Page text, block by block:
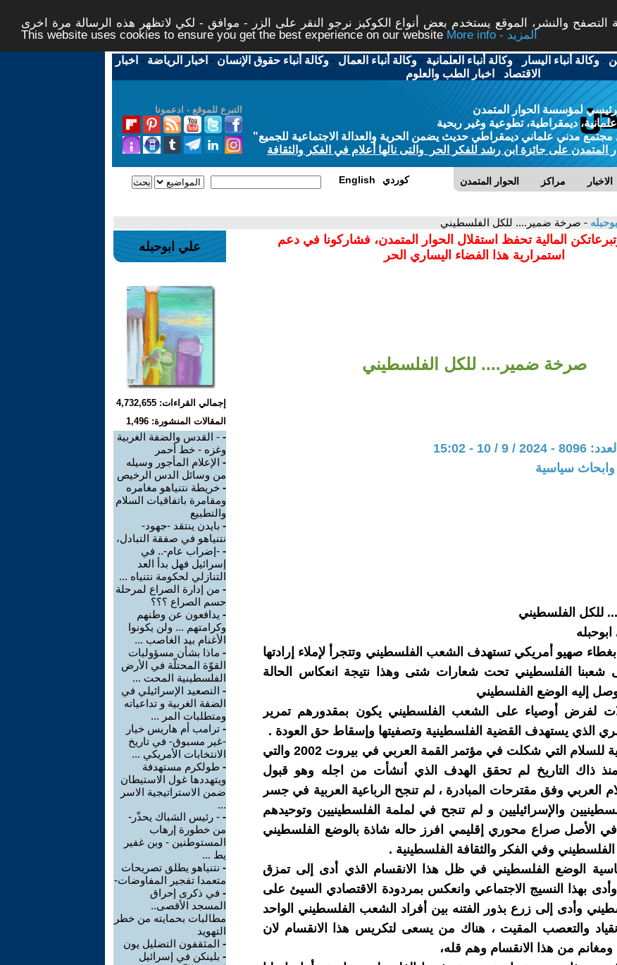
والنشر، الموقع يستخدم بعض أنواع الكوكيز نرجو النقر على الزر - موافق - لكي لاتظهر هذه الرسالة مرة اخرى -
This website uses cookies to ensure you get the best experience on our website
More info - المزيد
-وكالة أنباء اليسار -وكالة أنباء العلمانية -وكالة أنباء العمال -وكالة أنباء حقوق الإنسان - اخبار الرياضة - اخبار
الاقتصاد - اخبار الطب والعلوم
التبرع للموقع - ادعمونا
لمؤسسة الحوار المتمدن
ديمقراطية، تطوعية وغير ربحية
مدني علماني ديمقراطي حديث يضمن الحرية والعدالة الاجتماعية للجميع"
المتمدن على جائزة ابن رشد للفكر الحر والتى نالها أعلام في الفكر والثقافة
الحوار المتمدن مراكز الاخبار English كوردي
- صرخة ضمير.... للكل الفلسطيني
المالية تحفظ استقلال الحوار المتمدن، فشاركونا في دعم
استمرارية هذا الفضاء اليساري الحر
صرخة ضمير.... للكل الفلسطيني
/ 10 - 15:02
وابحاث سياسية
للكل الفلسطيني
صهيو أمريكي تستهدف الشعب الفلسطيني وتتجرأ لإملاء إرادتها
شعبنا الفلسطيني تحت شعارات شتى وهذا نتيجة انعكاس الحالة
وصل إليه الوضع الفلسطيني
لفرض أوصياء على الشعب الفلسطيني يكون بمقدورهم تمرير
الذي يستهدف القضية الفلسطينية وتصفيتها وإسقاط حق العودة .
الرباعية العربية للسلام التي شكلت في مؤتمر القمة العربي في بيروت 2002 والتي
منذ ذاك التاريخ لم تحقق الهدف الذي أنشأت من اجله وهو قبول
العربي وفق مقترحات المبادرة ، لم تنجح الرباعية العربية في جسر
والإسرائيليين و لم تنجح في لملمة الفلسطينيين وتوحيدهم
في الأصل صراع محوري إقليمي افرز حاله شاذة بالوضع الفلسطيني
وفي الفكر والثقافة الفلسطينية .
الوضع الفلسطیني في ظل ھذا الانقسام الذي أدى إلى تمزق
بھذا النسیج الاجتماعي وانعكس بمردودة الاقتصادي السیئ على
وأدى إلى زرع بذور الفتنه بین أفراد الشعب الفلسطیني الواحد
والتعصب المقیت ، ھناك من یسعى لتكریس ھذا الانقسام لان
من هذا الانقسام وھم قله،
علي ابوحبله
إجمالي القراءات: 4,732,655
المقالات المنشورة: 1,496
- - القدس والضفة الغربية
وغزه - خط أحمر
- الإعلام المأجور وسيله
من وسائل الدس الرخيص
- خريطة نتنياهو مغامره
ومقامرة باتفاقيات السلام
والتطبيع
- بايدن ينتقد -جهود-
نتنياهو في صفقة التبادل،
- -إضراب عام-.. في
إسرائيل فهل بدأ العد
التنازلي لحكومة نتنياه ...
- من إدارة الصراع لمرحلة
حسم الصراع ؟؟؟
- يدافعون عن وطنهم
وكرامتهم ... ولن يكونوا
الأغنام بيد الغاصب ...
- ماذا بشأن مسؤوليات
القوّة المحتلّة في الأرض
الفلسطينية المحت ...
- التصعيد الإسرائيلي في
الضفة الغربية و تداعياته
ومتطلبات المر ...
- ترامب أم هاريس خيار
-غير مسبوق- في تاريخ
الانتخابات الأمريكي ...
- طولكرم مستهدفة
ويتهددها غول الاستيطان
ضمن الاستراتيجية الاسر
...
- - رئيس الشباك يحذّر-
من خطورة إرهاب
المستوطنين - وبن غفير
يط ...
- نتنياهو يطلق تصريحات
متعمدا تفجير المفاوضات-
- في ذكرى إحراق
المسجد الأقصى..
مطالبات بحمايته من خطر
التهويد
- المثقفون التضليل يون
- بلينكن في إسرائيل